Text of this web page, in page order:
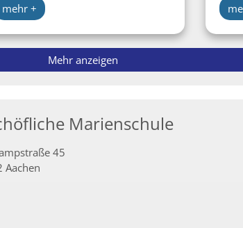
mehr +
Mehr anzeigen
Marienschule
45
Aachen